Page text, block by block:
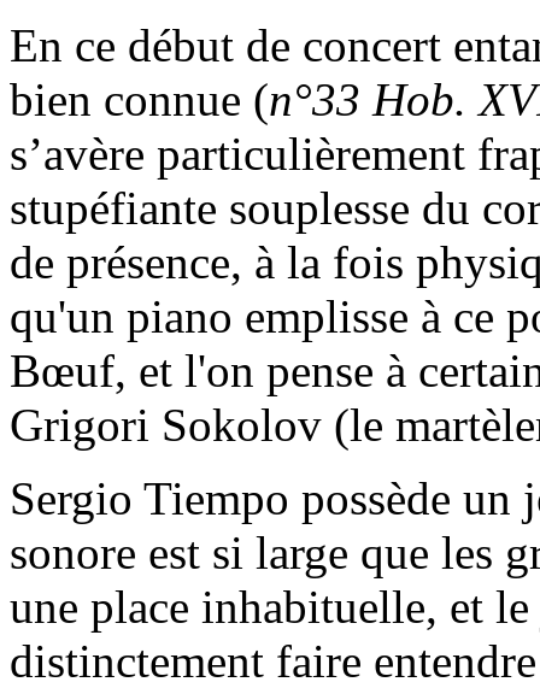
En ce début de concert
bien connue (n°33 Hob.
s’avère particulièrement
stupéfiante souplesse du
de présence, à la fois
qu'un piano emplisse à ce
Bœuf, et l'on pense à
Grigori Sokolov (le
Sergio Tiempo possède un
sonore est si large que les
une place inhabituelle, et
distinctement faire